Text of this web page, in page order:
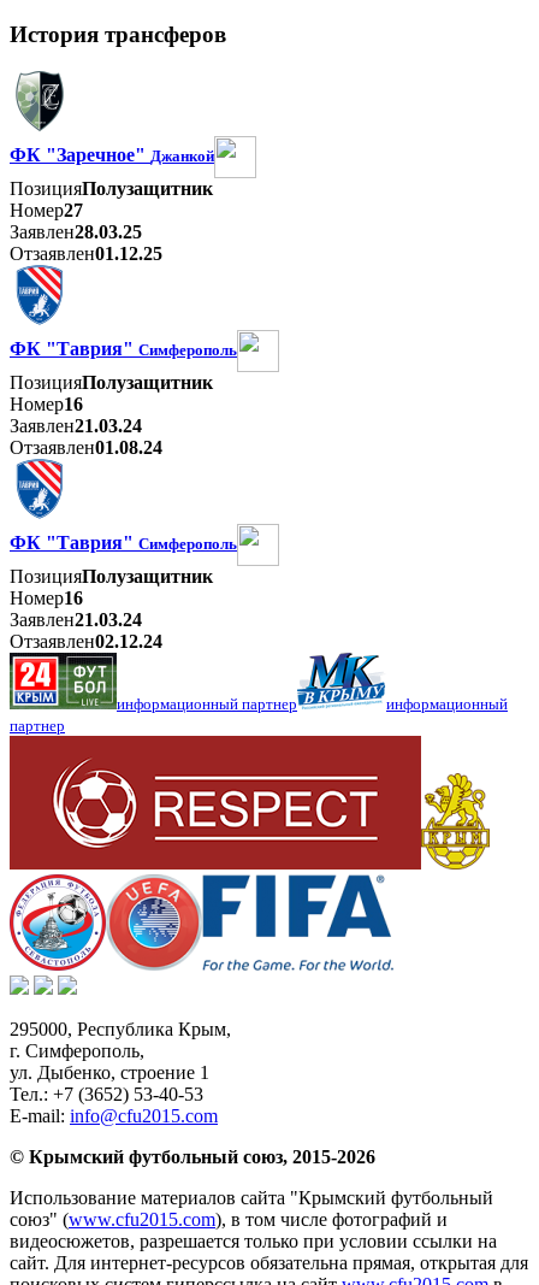
История трансферов
ФК "Заречное" Джанкой
ПозицияПолузащитник
Номер27
Заявлен28.03.25
Отзаявлен01.12.25
ФК "Таврия" Симферополь
ПозицияПолузащитник
Номер16
Заявлен21.03.24
Отзаявлен01.08.24
ФК "Таврия" Симферополь
ПозицияПолузащитник
Номер16
Заявлен21.03.24
Отзаявлен02.12.24
информационный партнер
информационный
партнер
295000, Республика Крым,
г. Симферополь,
ул. Дыбенко, строение 1
Тел.: +7 (3652) 53-40-53
E-mail: info@cfu2015.com
© Крымский футбольный союз, 2015-2026
Использование материалов сайта "Крымский футбольный
союз" (www.cfu2015.com), в том числе фотографий и
видеосюжетов, разрешается только при условии ссылки на
сайт. Для интернет-ресурсов обязательна прямая, открытая для